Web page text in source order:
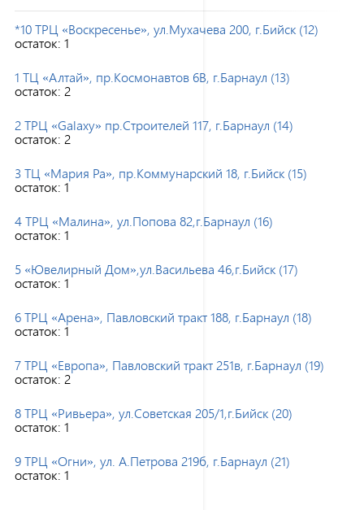
*10 ТРЦ «Воскресенье», ул.Мухачева 200, г.Бийск (12)
остаток: 1
1 ТЦ «Алтай», пр.Космонавтов 6В, г.Барнаул (13)
остаток: 2
2 ТРЦ «Galaxy» пр.Строителей 117, г.Барнаул (14)
остаток: 2
3 ТЦ «Мария Ра», пр.Коммунарский 18, г.Бийск (15)
остаток: 1
4 ТРЦ «Малина», ул.Попова 82,г.Барнаул (16)
остаток: 1
5 «Ювелирный Дом»,ул.Васильева 46,г.Бийск (17)
остаток: 1
6 ТРЦ «Арена», Павловский тракт 188, г.Барнаул (18)
остаток: 1
7 ТРЦ «Европа», Павловский тракт 251в, г.Барнаул (19)
остаток: 2
8 ТРЦ «Ривьера», ул.Советская 205/1,г.Бийск (20)
остаток: 1
9 ТРЦ «Огни», ул. А.Петрова 219б, г.Барнаул (21)
остаток: 1